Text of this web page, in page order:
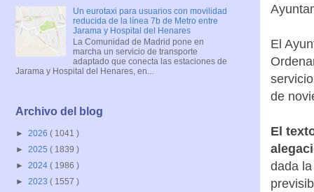
El
de
El
dada
Un eurotaxi para usuarios con movilidad
reducida de la línea 7b de Metro entre
Jarama y Hospital del Henares
La Comunidad de Madrid pone en
marcha un servicio de transporte
adaptado que conecta las estaciones de
Jarama y Hospital del Henares, en...
Archivo del blog
► 2026 ( 1041 )
► 2025 ( 1839 )
► 2024 ( 1986 )
► 2023 ( 1557 )